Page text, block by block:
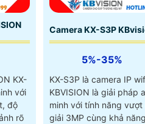
KX-
với
độ
rõ
Camera KX-S3P
5%-35%
KX-S3P là camera IP
KBVISION là giải pháp
minh với tính năng
giải 3MP cùng khả